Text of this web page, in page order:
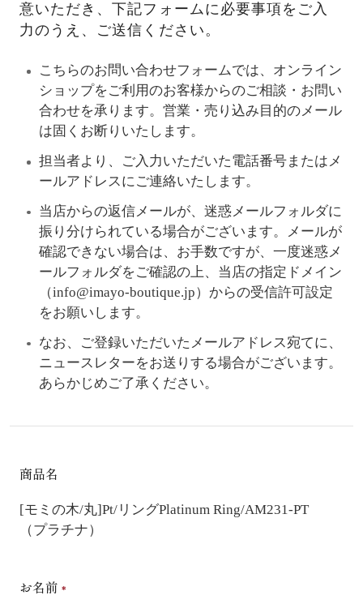
意いただき、下記フォームに必要事項をご入
力のうえ、ご送信ください。
こちらのお問い合わせフォームでは、オンライン
ショップをご利用のお客様からのご相談・お問い
合わせを承ります。営業・売り込み目的のメール
は固くお断りいたします。
担当者より、ご入力いただいた電話番号またはメ
ールアドレスにご連絡いたします。
当店からの返信メールが、迷惑メールフォルダに
振り分けられている場合がございます。メールが
確認できない場合は、お手数ですが、一度迷惑メ
ールフォルダをご確認の上、当店の指定ドメイン
（info@imayo-boutique.jp）からの受信許可設定
をお願いします。
なお、ご登録いただいたメールアドレス宛てに、
ニュースレターをお送りする場合がございます。
あらかじめご了承ください。
商品名
[モミの木/丸]Pt/リングPlatinum Ring/AM231-PT
（プラチナ）
お名前